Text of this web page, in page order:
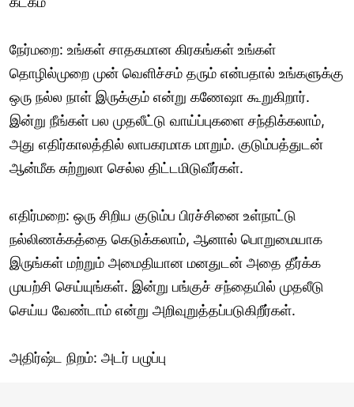
நேர்மறை: உங்கள் சாதகமான கிரகங்கள் உங்கள்
தொழில்முறை முன் வெளிச்சம் தரும் என்பதால் உங்களுக்கு
ஒரு நல்ல நாள் இருக்கும் என்று கணேஷா கூறுகிறார்.
இன்று நீங்கள் பல முதலீட்டு வாய்ப்புகளை சந்திக்கலாம்,
அது எதிர்காலத்தில் லாபகரமாக மாறும். குடும்பத்துடன்
ஆன்மீக சுற்றுலா செல்ல திட்டமிடுவீர்கள்.
எதிர்மறை: ஒரு சிறிய குடும்ப பிரச்சினை உள்நாட்டு
நல்லிணக்கத்தை கெடுக்கலாம், ஆனால் பொறுமையாக
இருங்கள் மற்றும் அமைதியான மனதுடன் அதை தீர்க்க
முயற்சி செய்யுங்கள். இன்று பங்குச் சந்தையில் முதலீடு
செய்ய வேண்டாம் என்று அறிவுறுத்தப்படுகிறீர்கள்.
அதிர்ஷ்ட நிறம்: அடர் பழுப்பு